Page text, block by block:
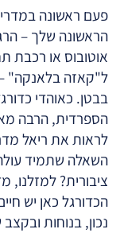
פעם ראשונה
הראשונה שלך –
אוטובוס או רכבת
ל"קאזה בלאנקה" –
בבטן. כאוהדי
הספרדית, הרבה
לראות את ריאל
השאלה שתמיד
ציבורית? למזלנו,
הכדורגל כאן יש
נכון, בנוחות